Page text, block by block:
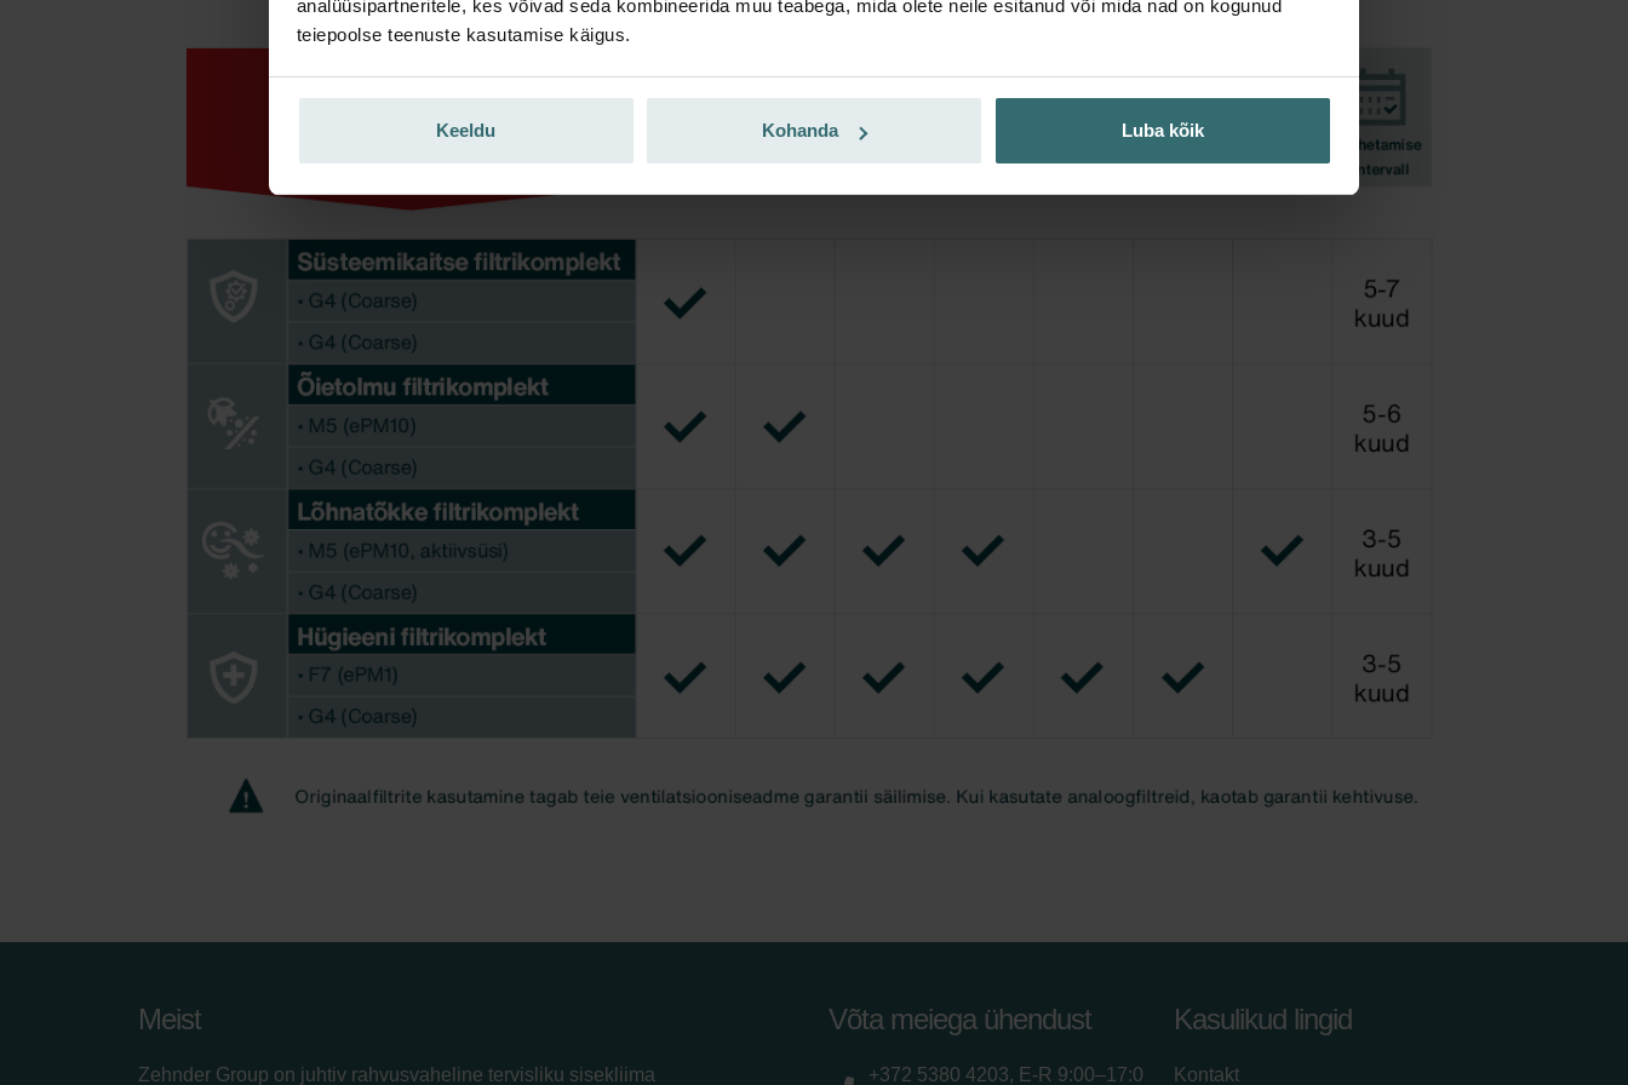
analüüsipartneritele, kes võivad seda kombineerida muu teabega, mida olete neile esitanud või mida nad on kogunud
teiepoolse teenuste kasutamise käigus.
Keeldu Kohanda Luba kõik
Meist
Zehnder Group on juhtiv rahvusvaheline tervisliku sisekliima
Võta meiega ühendust
+372 5380 4203, E-R 9:00–17:0
Kasulikud lingid
Kontakt